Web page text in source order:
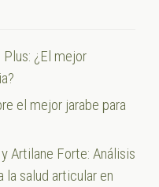
¿El mejor
el mejor jarabe para
Artilane Forte: Análisis
salud articular en